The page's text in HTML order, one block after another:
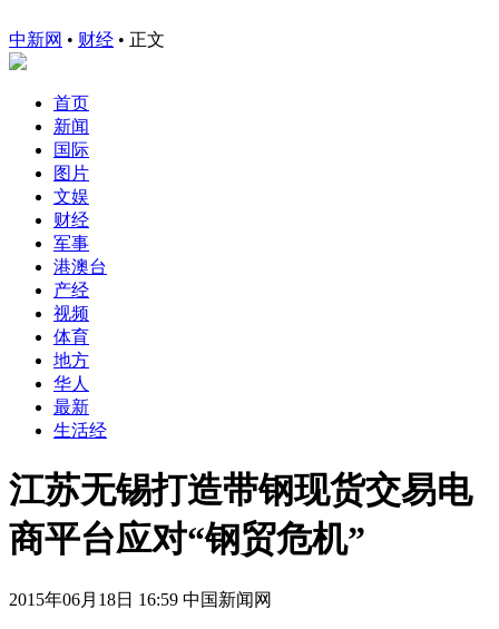
中新网 • 财经 • 正文
首页
新闻
国际
图片
文娱
财经
军事
港澳台
产经
视频
体育
地方
华人
最新
生活经
江苏无锡打造带钢现货交易电
商平台应对“钢贸危机”
2015年06月18日 16:59 中国新闻网